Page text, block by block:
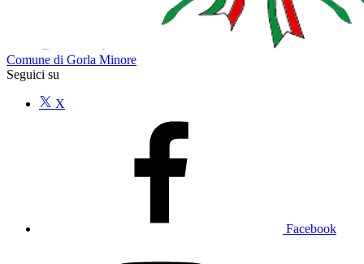
Comune di Gorla Minore
Seguici su
X
Facebook